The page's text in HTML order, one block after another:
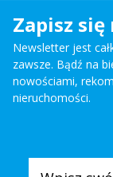
Zapisz
Newsletter jest
zawsze. Bądź na
nowościami,
nieruchomości.